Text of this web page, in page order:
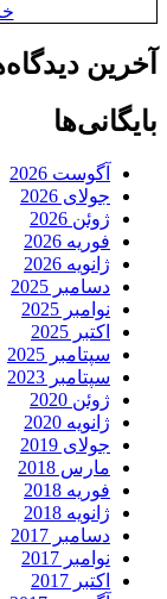
آخرین
بایگانی‌ها
آگوست 2026
جولای 2026
ژوئن 2026
فوریه 2026
ژانویه 2026
دسامبر 2025
نوامبر 2025
اکتبر 2025
سپتامبر 2025
سپتامبر 2023
ژوئن 2020
ژانویه 2020
جولای 2019
مارس 2018
فوریه 2018
ژانویه 2018
دسامبر 2017
نوامبر 2017
اکتبر 2017